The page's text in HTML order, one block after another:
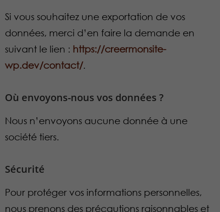
Si vous souhaitez une exportation de vos
données, merci d’en faire la demande en
suivant le lien : https://creermonsite-
wp.dev/contact/.
Où envoyons-nous vos données ?
Nous n’envoyons aucune donnée à une
société tiers.
Sécurité
Pour protéger vos informations personnelles,
nous prenons des précautions raisonnables et